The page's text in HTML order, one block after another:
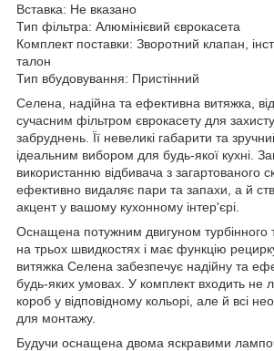
Вставка: Не вказано
Тип фільтра: Алюмінієвий єврокасета
Комплект поставки: Зворотний клапан,
талон
Тип вбудовування: Пристінний
Селена, надійна та ефективна витяжка,
сучасним фільтром єврокасету для
забруднень. Її невеликі габарити та
ідеальним вибором для будь-якої кухні.
використанню відбивача з загартованого
ефективно видаляє пари та запахи, а й
акцент у вашому кухонному інтер'єрі.
Оснащена потужним двигуном турбінного
на трьох швидкостях і має функцію
витяжка Селена забезпечує надійну та
будь-яких умовах. У комплект входить не
короб у відповідному кольорі, але й всі
для монтажу.
Будучи оснащена двома яскравими